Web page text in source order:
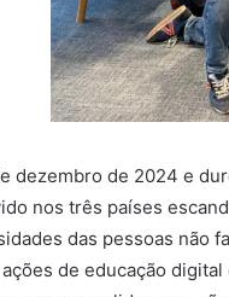
dezembro de 2024 e
nos três países
das pessoas não
de educação